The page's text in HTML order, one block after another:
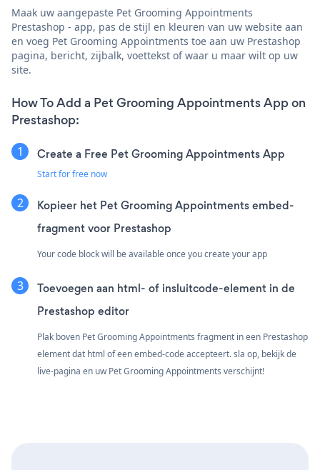
Maak uw aangepaste Pet Grooming Appointments
Prestashop - app, pas de stijl en kleuren van uw website aan
en voeg Pet Grooming Appointments toe aan uw Prestashop
pagina, bericht, zijbalk, voettekst of waar u maar wilt op uw
site.
How To Add a Pet Grooming Appointments App on
Prestashop:
Create a Free Pet Grooming Appointments App
Start for free now
Kopieer het Pet Grooming Appointments embed-
fragment voor Prestashop
Your code block will be available once you create your app
Toevoegen aan html- of insluitcode-element in de
Prestashop editor
Plak boven Pet Grooming Appointments fragment in een Prestashop
element dat html of een embed-code accepteert. sla op, bekijk de
live-pagina en uw Pet Grooming Appointments verschijnt!